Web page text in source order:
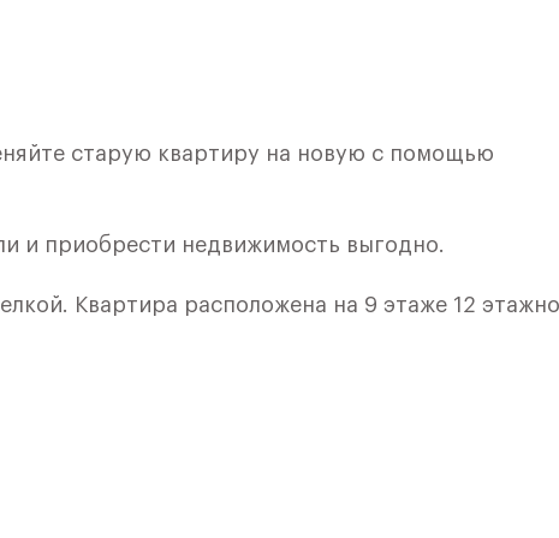
старую квартиру на новую с помощью
и приобрести недвижимость выгодно.
Квартира расположена на 9 этаже 12